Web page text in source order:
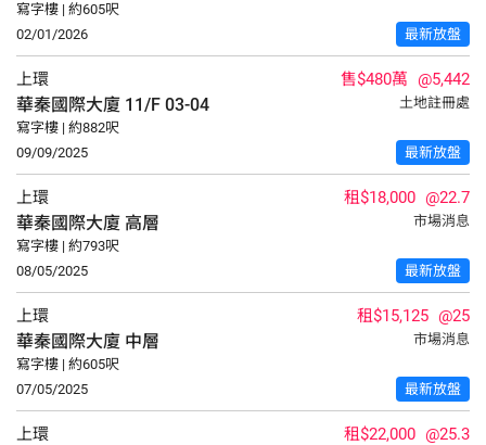
寫字樓 | 約605呎
02/01/2026
最新放盤
上環 售$480萬 @5,442
華秦國際大廈 11/F 03-04
土地註冊處
寫字樓 | 約882呎
09/09/2025
最新放盤
上環 租$18,000 @22.7
華秦國際大廈 高層
市場消息
寫字樓 | 約793呎
08/05/2025
最新放盤
上環 租$15,125 @25
華秦國際大廈 中層
市場消息
寫字樓 | 約605呎
07/05/2025
最新放盤
上環 租$22,000 @25.3